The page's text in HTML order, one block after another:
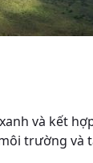
và kết
trường